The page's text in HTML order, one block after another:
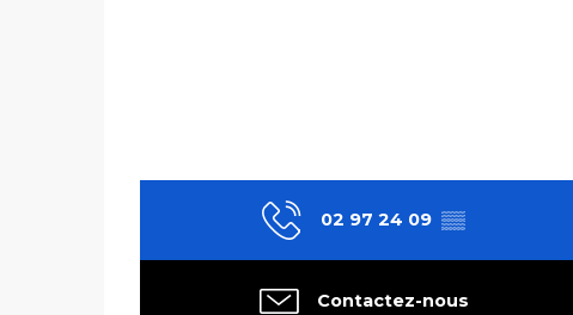
02 97 24 09 ▒▒
Contactez-nous